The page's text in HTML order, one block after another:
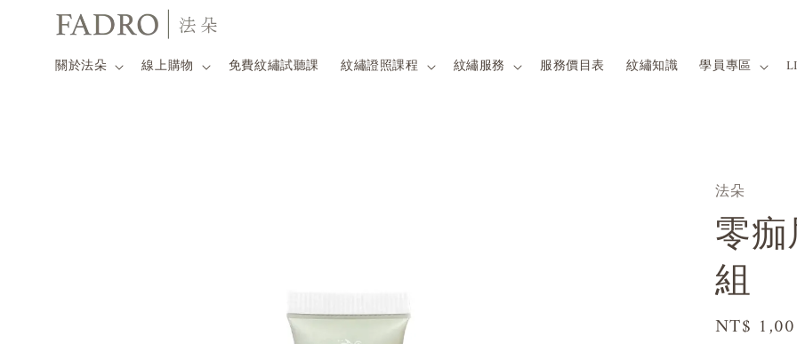
關於法朵 線上購物 免費紋繡試聽課 紋繡證照課程 紋繡服務 服務價目表 紋繡知識 學員專區
法朵
零
組
Sale
NT$